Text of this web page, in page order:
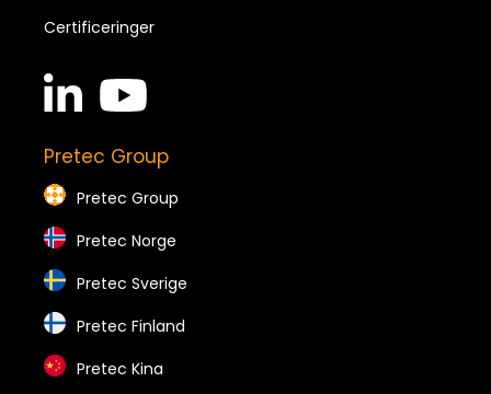
Certificeringer
linkedin
in
Pretec Group
Pretec Group
Pretec Norge
Pretec Sverige
Pretec Finland
Pretec Kina